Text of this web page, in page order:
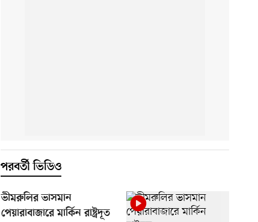
পরবর্তী ভিডিও
ভীমরুলির ভাসমান
পেয়ারাবাজারে মার্কিন রাষ্ট্রদূত